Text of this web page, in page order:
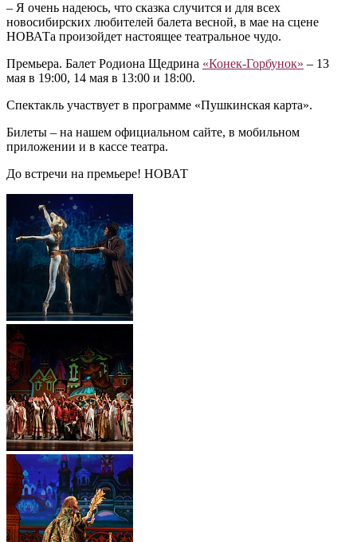
– Я очень надеюсь, что сказка случится и для всех
новосибирских любителей балета весной, в мае на сцене
НОВАТа произойдет настоящее театральное чудо.
Премьера. Балет Родиона Щедрина «Конек-Горбунок» – 13
мая в 19:00, 14 мая в 13:00 и 18:00.
Спектакль участвует в программе «Пушкинская карта».
Билеты – на нашем официальном сайте, в мобильном
приложении и в кассе театра.
До встречи на премьере! НОВАТ